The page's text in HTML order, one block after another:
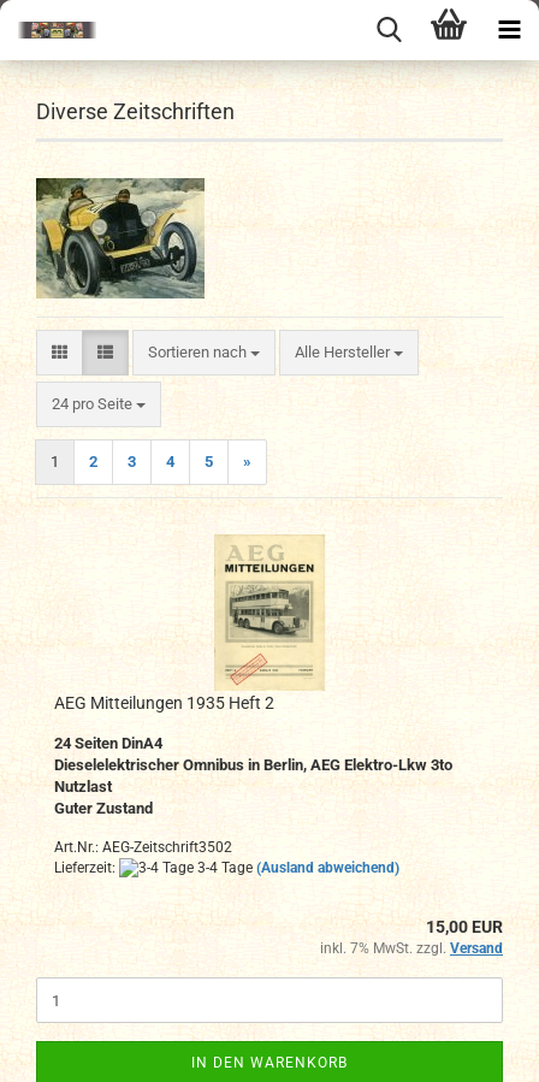
Diverse Zeitschriften
Sortieren nach
Sortieren nach Alle Hersteller
24 pro Seite
pro Seite
1 2 3 4 5 »
AEG Mitteilungen 1935 Heft 2
24Seiten DinA4
Dieselelektrischer Omnibus in Berlin, AEG Elektro-Lkw 3to
Nutzlast
Guter Zustand
Art.Nr.: AEG-Zeitschrift3502
Lieferzeit:
3-4 Tage (Ausland abweichend)
15,00 EUR
inkl. 7% MwSt. zzgl. Versand
IN DEN WARENKORB